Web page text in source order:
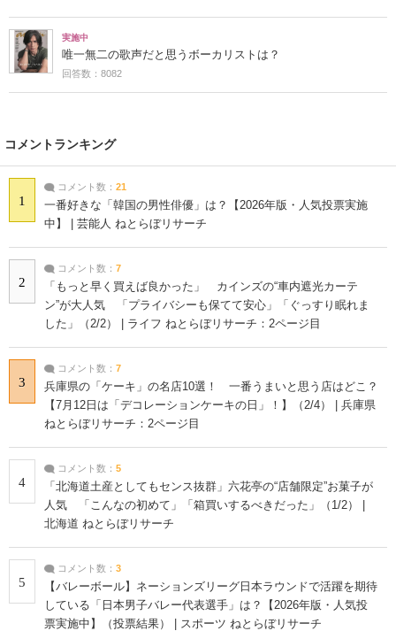
実施中
唯一無二の歌声だと思うボーカリストは？
回答数：8082
コメントランキング
1
コメント数： 21
一番好きな「韓国の男性俳優」は？【2026年版・人気投票実施
中】 | 芸能人 ねとらぼリサーチ
2
コメント数： 7
「もっと早く買えば良かった」 カインズの“車内遮光カーテ
ン”が大人気 「プライバシーも保てて安心」「ぐっすり眠れま
した」（2/2） | ライフ ねとらぼリサーチ：2ページ目
3
コメント数： 7
兵庫県の「ケーキ」の名店10選！ 一番うまいと思う店はどこ？
【7月12日は「デコレーションケーキの日」！】（2/4） | 兵庫県
ねとらぼリサーチ：2ページ目
4
コメント数： 5
「北海道土産としてもセンス抜群」六花亭の“店舗限定”お菓子が
人気 「こんなの初めて」「箱買いするべきだった」（1/2） |
北海道 ねとらぼリサーチ
5
コメント数： 3
【バレーボール】ネーションズリーグ日本ラウンドで活躍を期待
している「日本男子バレー代表選手」は？【2026年版・人気投
票実施中】（投票結果） | スポーツ ねとらぼリサーチ